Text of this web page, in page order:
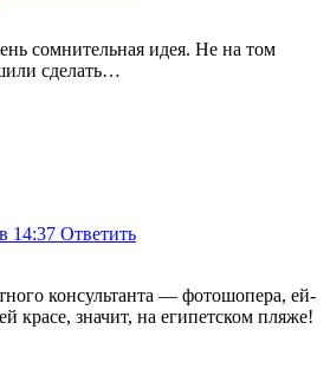
сомнительная идея. Не на том
сделать…
14:37 Ответить
консультанта — фотошопера, ей-
красе, значит, на египетском пляже!